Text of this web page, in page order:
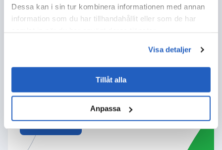
Dessa kan i sin tur kombinera informationen med annan
information som du har tillhandahållit eller som de har
Visa detaljer
Tillåt alla
Anpassa
SAP Ariba Invoice Management från både externa
och interna hot för att skydda mot dataläckage.
Läs mer om våra SAP-tjänster
FÅ DETALJER